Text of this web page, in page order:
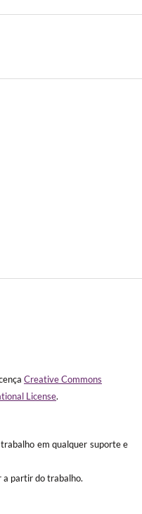
Creative Commons
License.
em qualquer suporte e
partir do trabalho.